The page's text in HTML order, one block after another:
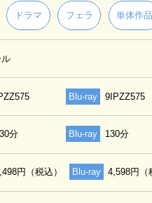
ドラマ フェラ 単体作品
Blu-ray 9IPZZ575
分 Blu-ray 130分
円（税込） Blu-ray 4,598円（